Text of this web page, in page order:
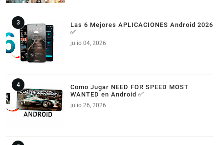
Las 6 Mejores APLICACIONES Android 2026
✅
julio 04, 2026
Como Jugar NEED FOR SPEED MOST
WANTED en Android ✅
julio 26, 2026